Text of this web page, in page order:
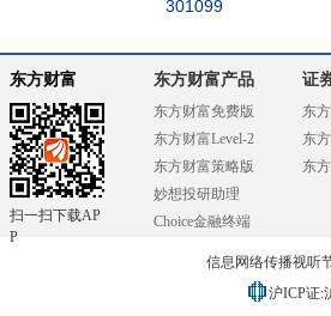
301099
东方财富
扫一扫下载AP
P
东方财富产品
东方财富免费版
东方财富Level-2
东方财富策略版
妙想投研助理
Choice金融终端
证
东
东
东
信息网络传播视听
沪ICP证: